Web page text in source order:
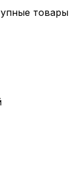
товары